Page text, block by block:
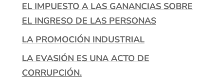
EL IMPUESTO A LAS GANANCIAS SOBRE
EL INGRESO DE LAS PERSONAS
LA PROMOCIÓN INDUSTRIAL
LA EVASIÓN ES UNA ACTO DE
CORRUPCIÓN.